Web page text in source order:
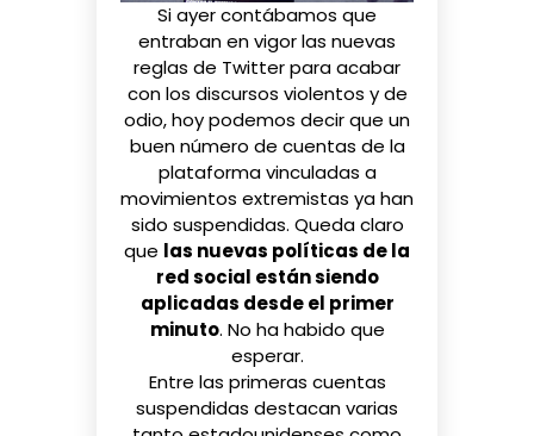
Si ayer contábamos que
entraban en vigor las nuevas
reglas de Twitterpara acabar
con los discursos violentos y de
odio, hoy podemos decir que un
buen número de cuentas de la
plataforma vinculadas a
movimientos extremistas ya han
sido suspendidas. Queda claro
que las nuevas políticas de la
red social están siendo
aplicadas desde el primer
minuto. No ha habido que
esperar.
Entre las primeras cuentas
suspendidas destacan varias